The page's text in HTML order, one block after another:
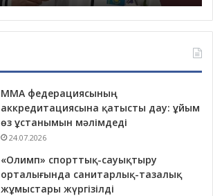
ММА федерациясының
аккредитациясына қатысты дау: ұйым
өз ұстанымын мәлімдеді
24.07.2026
«Олимп» спорттық-сауықтыру
орталығында санитарлық-тазалық
жұмыстары жүргізілді